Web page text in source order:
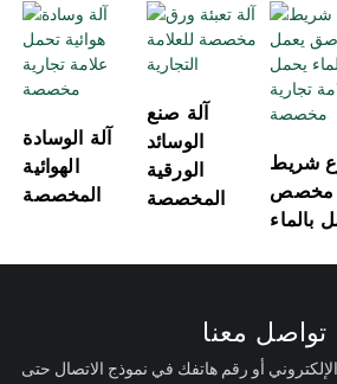
آلة الوسادة
الهوائية
المخصصة
آلة صنع
الوسائد
الورقية
المخصصة
شريط
مخصص
بالماء
تواصل معنا
أو رقم هاتفك في نموذج الاتصال حتى